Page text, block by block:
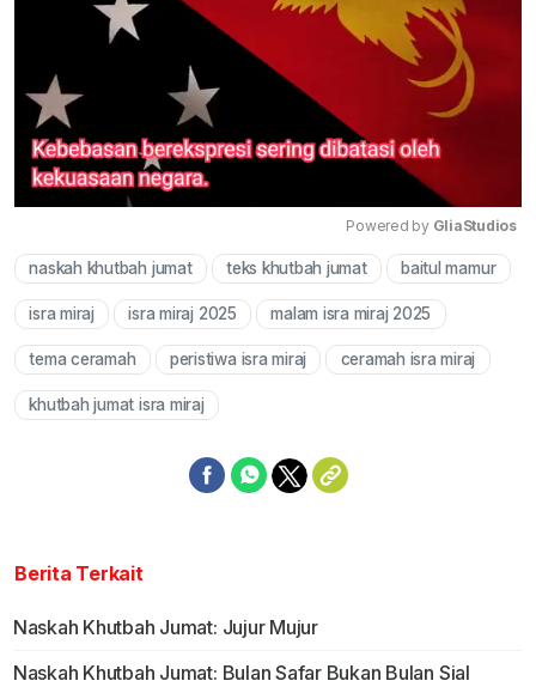
Mute
Powered by GliaStudios
naskah khutbah jumat teks khutbah jumat baitul mamur
isra miraj isra miraj 2025 malam isra miraj 2025
tema ceramah peristiwa isra miraj ceramah isra miraj
khutbah jumat isra miraj
Berita Terkait
Naskah Khutbah Jumat: Jujur Mujur
Naskah Khutbah Jumat: Bulan Safar Bukan Bulan Sial